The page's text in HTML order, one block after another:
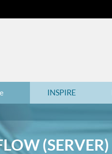
INSPIRE
(SERVER)